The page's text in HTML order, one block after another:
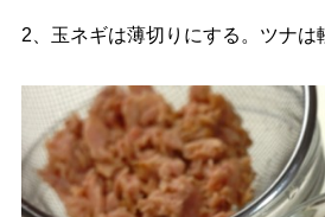
2、玉ネギは薄切りにする。ツナは